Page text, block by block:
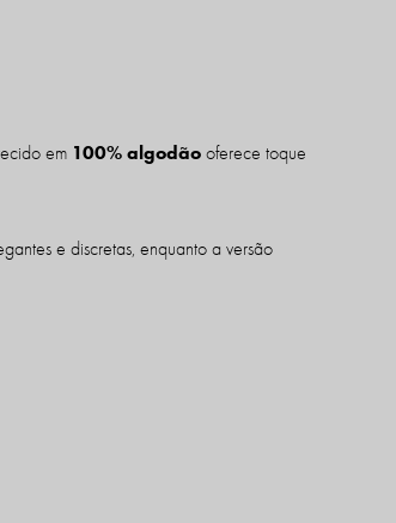
em 100% algodão oferece toque
e discretas, enquanto a versão